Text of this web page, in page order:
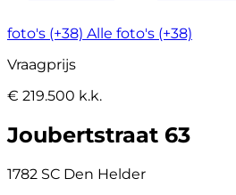
foto's (+38) Alle foto's (+38)
Vraagprijs
€ 219.500 k.k.
Joubertstraat 63
1782 SC Den Helder